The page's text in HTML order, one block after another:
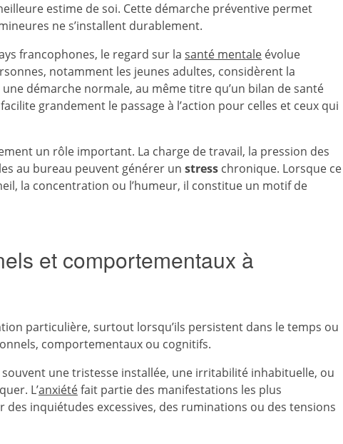
estime de soi. Cette démarche préventive permet
ne s’installent durablement.
francophones, le regard sur la santé mentale évolue
notamment les jeunes adultes, considèrent la
démarche normale, au même titre qu’un bilan de santé
grandement le passage à l’action pour celles et ceux qui
un rôle important. La charge de travail, la pression des
au bureau peuvent générer un stress chronique. Lorsque ce
la concentration ou l’humeur, il constitue un motif de
et comportementaux à
particulière, surtout lorsqu’ils persistent dans le temps ou
comportementaux ou cognitifs.
une tristesse installée, une irritabilité inhabituelle, ou
L’anxiétéfait partie des manifestations les plus
inquiétudes excessives, des ruminations ou des tensions